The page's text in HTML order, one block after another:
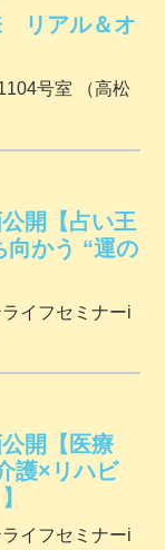
リアル＆オ
号室 （⾼松
開【占い王
向かう “運の
イフセミナーi
開【医療
護×リハビ
イフセミナーi